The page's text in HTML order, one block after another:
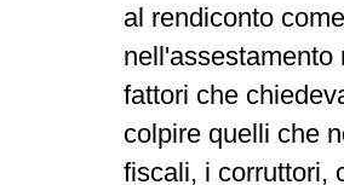
al rendiconto
nell'assestamento
fattori che
colpire quelli che
fiscali, i corruttori,